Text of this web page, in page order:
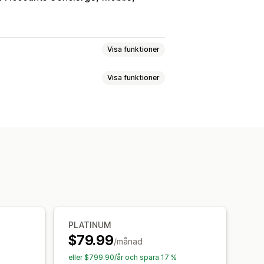
Visa funktioner
av e-postmeddelanden
Informationssäkerhet
Visa funktioner
Lokal skattedeklaration
PLATINUM
$79.99/månad
eller $799.90/år och spara 17 %